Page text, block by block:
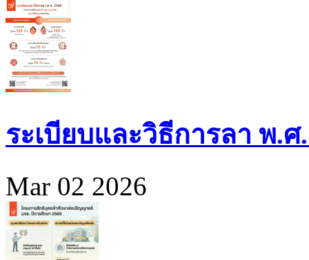
ระเบียบและวิธีการลา พ.ศ.
Mar 02 2026